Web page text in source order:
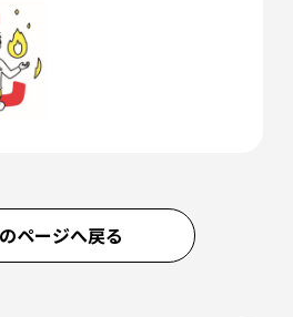
ページへ戻る